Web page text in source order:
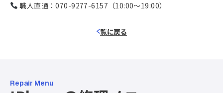
職人直通：070-9277-6157 （10:00〜19:00）
覧に戻る
Repair Menu